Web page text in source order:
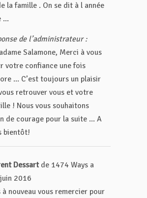
la famille . On se dit à l année
...
de l’administrateur :
Salamone, Merci à vous
votre confiance une fois
... C’est toujours un plaisir
retrouver vous et votre
! Nous vous souhaitons
de courage pour la suite ... A
bientôt!
Dessartde 1474 Ways a
2016
à nouveau vous remercier pour